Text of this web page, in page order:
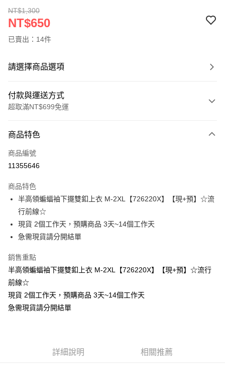
NT$1,300
NT$650
已賣出：14件
請選擇商品選項
付款與運送方式
超取滿NT$699免運
信用卡一次付款
超商取貨付款
Apple Pay
街口支付
悠遊付
Google Pay
全支付
大哥付你分期
2.付款方式選擇「大哥付你分期」，訂單成立後會自動跳轉到大哥付的交易
商品特色
商品編號
11355646
商品特色
半高領蝙蝠袖下擺雙釦上衣 M-2XL【726220X】【現+預】☆流
行前線☆
現貨 2個工作天，預購商品 3天~14個工作天
急需現貨請分開結單
銷售重點
半高領蝙蝠袖下擺雙釦上衣 M-2XL【726220X】【現+預】☆流行
前線☆
現貨 2個工作天，預購商品 3天~14個工作天
急需現貨請分開結單
詳細說明 相關推薦